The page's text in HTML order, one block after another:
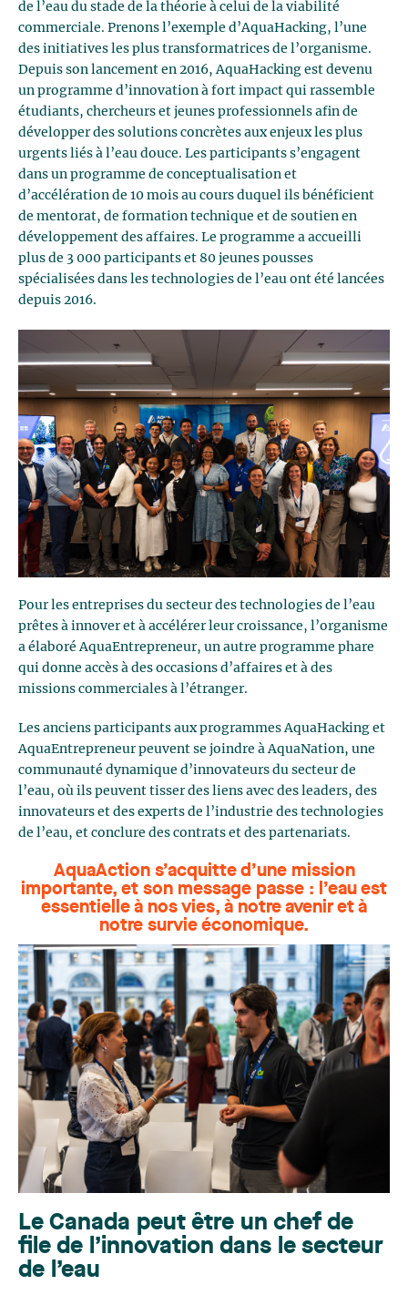
de l’eau du stade de la théorie à celui de la viabilité
commerciale. Prenons l’exemple d’AquaHacking, l’une
des initiatives les plus transformatrices de l’organisme.
Depuis son lancement en 2016, AquaHacking est devenu
un programme d’innovation à fort impact qui rassemble
étudiants, chercheurs et jeunes professionnels afin de
développer des solutions concrètes aux enjeux les plus
urgents liés à l’eau douce. Les participants s’engagent
dans un programme de conceptualisation et
d’accélération de 10 mois au cours duquel ils bénéficient
de mentorat, de formation technique et de soutien en
développement des affaires. Le programme a accueilli
plus de 3 000 participants et 80 jeunes pousses
spécialisées dans les technologies de l’eau ont été lancées
depuis 2016.
Pour les entreprises du secteur des technologies de l’eau
prêtes à innover et à accélérer leur croissance, l’organisme
a élaboré AquaEntrepreneur, un autre programme phare
qui donne accès à des occasions d’affaires et à des
missions commerciales à l’étranger.
Les anciens participants aux programmes AquaHacking et
AquaEntrepreneur peuvent se joindre à AquaNation, une
communauté dynamique d’innovateurs du secteur de
l’eau, où ils peuvent tisser des liens avec des leaders, des
innovateurs et des experts de l’industrie des technologies
de l’eau, et conclure des contrats et des partenariats.
AquaAction s’acquitte d’une mission
importante, et son message passe : l’eau est
essentielle à nos vies, à notre avenir et à
notre survie économique.
Le Canada peut être un chef de
file de l’innovation dans le secteur
de l’eau